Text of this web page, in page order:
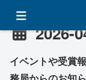
2026-
イベントや受賞